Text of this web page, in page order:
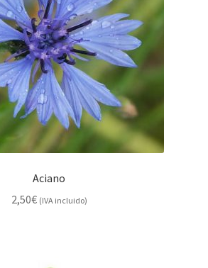
Aciano
2,50€ (IVA incluido)